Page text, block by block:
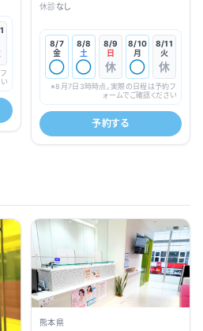
休診なし
8/7
金
◯
8/8
土
◯
8/9
日
休
8/10
月
◯
8/11
火
休
※8月7日3時時点。実際の日程は予約フ
ォームでご確認ください
予約する
熊本県